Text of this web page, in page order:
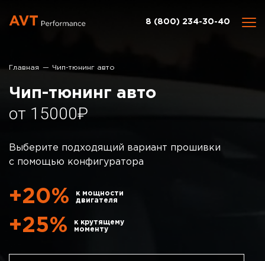
8 (800) 234-30-40
Главная Чип-тюнинг авто
Чип-тюнинг авто
15000
Выберите подходящий вариант прошивки
с помощью конфигуратора
+20%
к мощности
двигателя
+25%
к крутящему
моменту